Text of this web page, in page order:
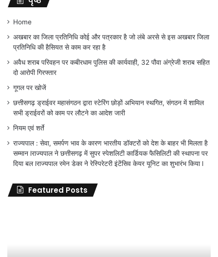
Home
अखबार का जिला प्रतिनिधि कोई और पत्रकार है जो लंबे अरसे से इस अखबार जिला
प्रतिनिधि की हैसियत से काम कर रहा है
अवैध शराब परिवहन पर कबीरधाम पुलिस की कार्यवाही, 32 पौवा अंग्रेजी शराब सहित
दो आरोपी गिरफ्तार
गूगल पर खोजें
छत्तीसगढ़ ड्राईवर महासंगठन द्वारा स्टेरिंग छोड़ों अभियान स्थगित, संगठन में शामिल
सभी ड्राईवरों को काम पर लौटने का आदेश जारी
नियम एवं शर्ते
राज्यपाल : सेवा, समर्पण भाव के कारण भारतीय डॉक्टरों को देश के बाहर भी मिलता है
सम्मान lराज्यपाल ने छत्तीसगढ़ में सुपर स्पेशलिटी कार्डियक फैसिलिटी की स्थापना पर
दिया बल lराज्यपाल रमेन डेका ने रेस्पिरेटरी इंटेंसिव केयर यूनिट का शुभारंभ किया l
Featured Posts